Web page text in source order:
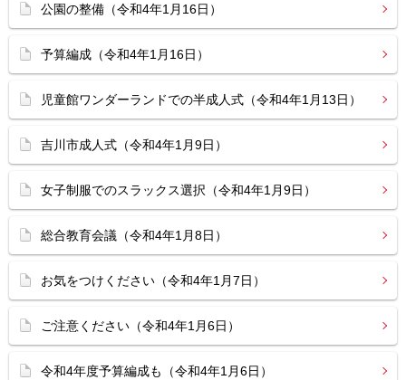
公園の整備（令和4年1月16日）
予算編成（令和4年1月16日）
児童館ワンダーランドでの半成人式（令和4年1月13日）
吉川市成人式（令和4年1月9日）
女子制服でのスラックス選択（令和4年1月9日）
総合教育会議（令和4年1月8日）
お気をつけください（令和4年1月7日）
ご注意ください（令和4年1月6日）
令和4年度予算編成も（令和4年1月6日）